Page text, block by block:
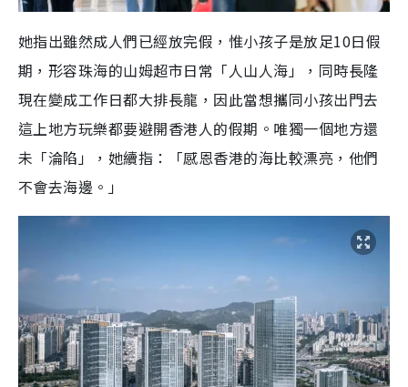
她指出雖然成人們已經放完假，惟小孩子是放足10日假
期，形容珠海的山姆超市日常「人山人海」，同時長隆
現在變成工作日都大排長龍，因此當想攜同小孩出門去
這上地方玩樂都要避開香港人的假期。唯獨一個地方還
未「淪陷」，她續指：「感恩香港的海比較漂亮，他們
不會去海邊。」